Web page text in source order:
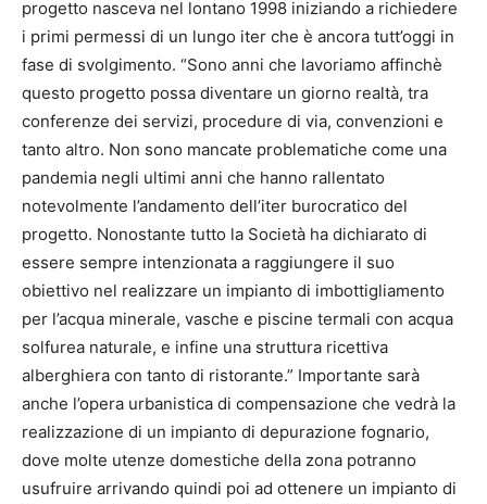
progetto nasceva nel lontano 1998 iniziando a richiedere
i primi permessi di un lungo iter che è ancora tutt’oggi in
fase di svolgimento. “Sono anni che lavoriamo affinchè
questo progetto possa diventare un giorno realtà, tra
conferenze dei servizi, procedure di via, convenzioni e
tanto altro. Non sono mancate problematiche come una
pandemia negli ultimi anni che hanno rallentato
notevolmente l’andamento dell’iter burocratico del
progetto. Nonostante tutto la Società ha dichiarato di
essere sempre intenzionata a raggiungere il suo
obiettivo nel realizzare un impianto di imbottigliamento
per l’acqua minerale, vasche e piscine termali con acqua
solfurea naturale, e infine una struttura ricettiva
alberghiera con tanto di ristorante.” Importante sarà
anche l’opera urbanistica di compensazione che vedrà la
realizzazione di un impianto di depurazione fognario,
dove molte utenze domestiche della zona potranno
usufruire arrivando quindi poi ad ottenere un impianto di